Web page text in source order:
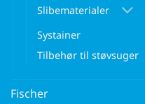
Slibematerialer
Systainer
Tilbehør til støvsuger
Fischer